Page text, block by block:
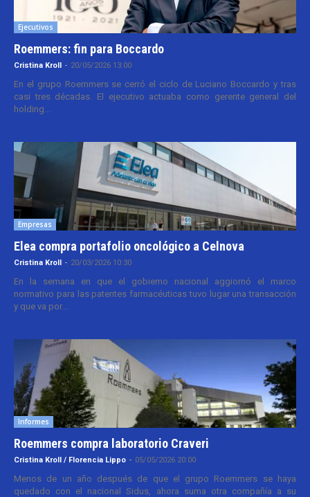
Ejecutivos
Roemmers: fin para Boccardo
Cristina Kroll - 20/05/2026 13:00
En el grupo Roemmers se cerró el ciclo de Luciano Boccardo y tras
casi tres décadas. El ejecutivo actuaba como gerente general del
holding...
Empresas
Elea compra portafolio oncológico a Celnova
Cristina Kroll - 20/03/2026 10:30
En la semana en que el gobierno nacional aggiornó el marco
normativo para las patentes farmacéuticas tuvo lugar una transacción
y que va por...
Informes
Roemmers compra laboratorio Craveri
Cristina Kroll / Florencia Lippo - 05/05/2026 20:00
Menos de un año después de que el grupo Roemmers se haya
quedado con el nacional Sidus, ahora suma otra compañía a su